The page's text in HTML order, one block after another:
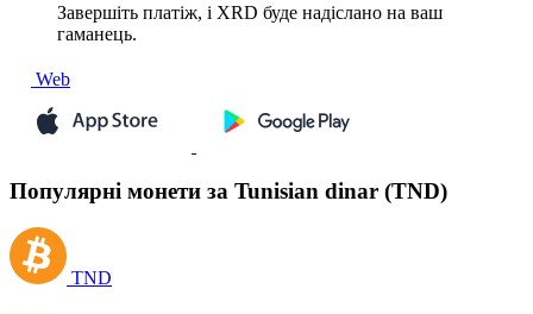
Завершіть платіж, і XRD буде надіслано на ваш
гаманець.
Web
Популярні монети за Tunisian dinar (TND)
TND